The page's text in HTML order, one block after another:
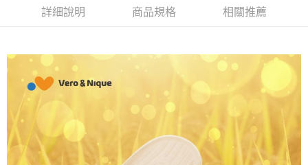
２．訂單成立數日內，您將收到繳費通知簡訊。
３．收到繳費通知簡訊後14天內，點擊此簡訊中的連結，可透過四大超商／
購買商品的店家。未經商家同意取消之訂單仍視為有效，需透過AFTEE先享
後付繳納相關費用。
※ 交易是否成功請以「AFTEE先享後付 」之結帳頁面顯示為準，若有關於
是否繳費成功／繳費後需取消欲退款等相關疑問，請聯繫「AFTEE先享後付
客戶支援中心」
https://netprotections.freshdesk.com/support/home
【注意事項】
１．透過由恩沛科技股份有限公司提供之「AFTEE先享後付」服務完成之交
易，需依本服務之必要範圍內提供個人資料，並將交易相關給付款項請求債
每筆NT$80，滿NT$490(含以上)免運費
每筆NT$80，滿NT$490(含以上)免運費
付款後 7-11取貨
每筆NT$80，滿NT$490(含以上)免運費
宅配
每筆NT$80，滿NT$490(含以上)免運費
詳細說明 商品規格 相關推薦